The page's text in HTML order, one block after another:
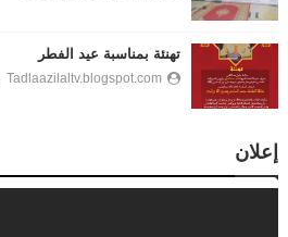
تهنئة بمناسبة عيد الفطر
Tadlaazilaltv.blogspot.com
إعلان